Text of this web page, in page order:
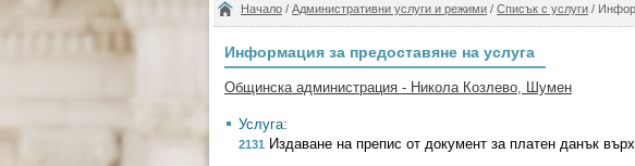
Начало / Административни услуги и режими / Списък с услуги /
Информация за предоставяне на услуга
Общинска администрация - Никола Козлево, Шумен
Услуга:
2131 Издаване на препис от документ за платен данък